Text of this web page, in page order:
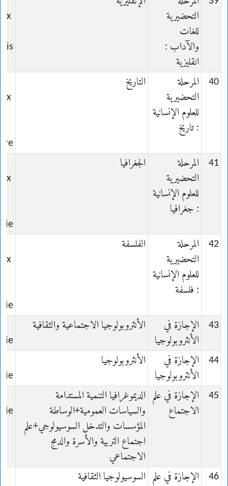
التحضيرية
للغات
والآداب :
انقليزية
40
المرحلة
التحضيرية
للعلوم الإنسانية
: تاريخ
التاريخ
41
المرحلة
التحضيرية
للعلوم الإنسانية
: جغرافيا
الجغرافيا
42
المرحلة
التحضيرية
للعلوم الإنسانية
: فلسفة
الفلسفة
43
الإجازة في
الأنثروبولوجيا
الأنثروبولوجيا الاجتماعية والثقافية
44
الإجازة في
الأنثروبولوجيا
الأنثروبولوجيا
45
الإجازة في علم
الاجتماع
الديموغرافيا التنمية المستدامة
والسياسات العمومية+الوساطة
المؤسسات والتدخل السوسيولوجي+علم
اجتماع التربية والأسرة والدمج
الاجتماعي
46
الإجازة في علم
السوسيولوجيا الثقافية